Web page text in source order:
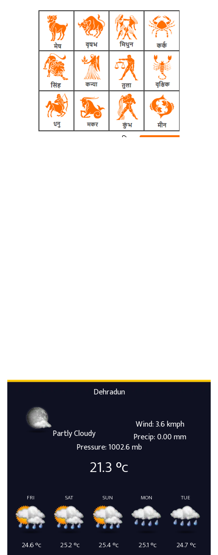
Dehradun
Partly Cloudy
Wind: 3.6 kmph
Precip: 0.00 mm
Pressure: 1002.6 mb
21.3°c
FRI
24.6°c
SAT
25.2°c
SUN
25.4°c
MON
25.1 °c
TUE
24.7 °c